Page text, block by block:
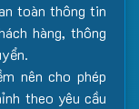
toàn thông tin
hàng, thông
nên cho phép
theo yêu cầu